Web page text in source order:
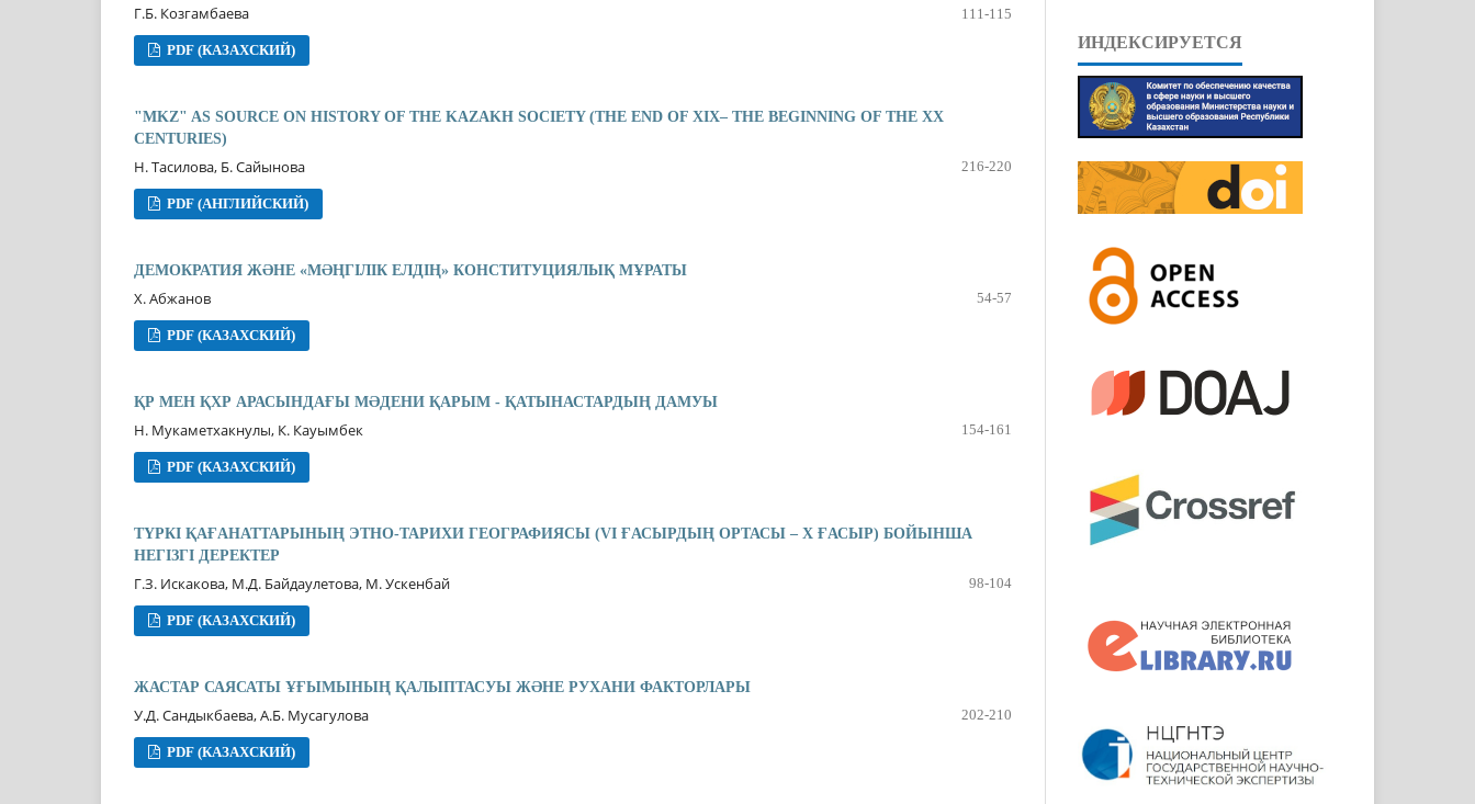
Г.Б. Козгамбаева 111-115
PDF (КАЗАХСКИЙ)
"MKZ" AS SOURCE ON HISTORY OF THE KAZAKH SOCIETY (THE END OF XIX– THE BEGINNING OF THE XX
CENTURIES)
Н. Тасилова, Б. Сайынова 216-220
PDF (АНГЛИЙСКИЙ)
ДЕМОКРАТИЯ ЖƏНЕ «МƏҢГІЛІК ЕЛДІҢ» КОНСТИТУЦИЯЛЫҚ МҰРАТЫ
Х. Абжанов 54-57
PDF (КАЗАХСКИЙ)
ҚР МЕН ҚХР АРАСЫНДАҒЫ МƏДЕНИ ҚАРЫМ - ҚАТЫНАСТАРДЫҢ ДАМУЫ
Н. Мукаметхакнулы, К. Кауымбек 154-161
PDF (КАЗАХСКИЙ)
ТҮРКІ ҚАҒАНАТТАРЫНЫҢ ЭТНО-ТАРИХИ ГЕОГРАФИЯСЫ (VI ҒАСЫРДЫҢ ОРТАСЫ – X ҒАСЫР) БОЙЫНША
НЕГІЗГІ ДЕРЕКТЕР
Г.З. Искакова, М.Д. Байдаулетова, М. Ускенбай 98-104
PDF (КАЗАХСКИЙ)
ЖАСТАР САЯСАТЫ ҰҒЫМЫНЫҢ ҚАЛЫПТАСУЫ ЖƏНЕ РУХАНИ ФАКТОРЛАРЫ
У.Д. Сандыкбаева, А.Б. Мусагулова 202-210
PDF (КАЗАХСКИЙ)
ИНДЕКСИРУЕТСЯ